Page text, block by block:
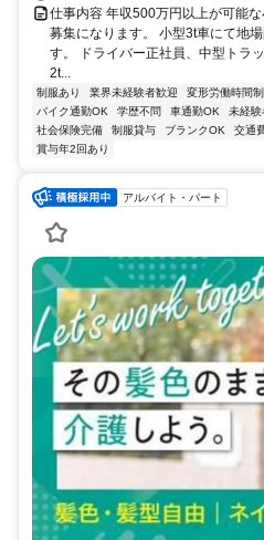
仕事内容 年収500万円以上が可能
募集になります。 小型3t車にて地
す。 ドライバー正社員、中型トラ
2t...
制服あり 業界未経験者歓迎 変形労働時間制
バイク通勤OK
学歴不問 車通勤OK 未経験
社会保険完備
制服貸与 ブランクOK 交通
賞与年2回あり
アルバイト・パート